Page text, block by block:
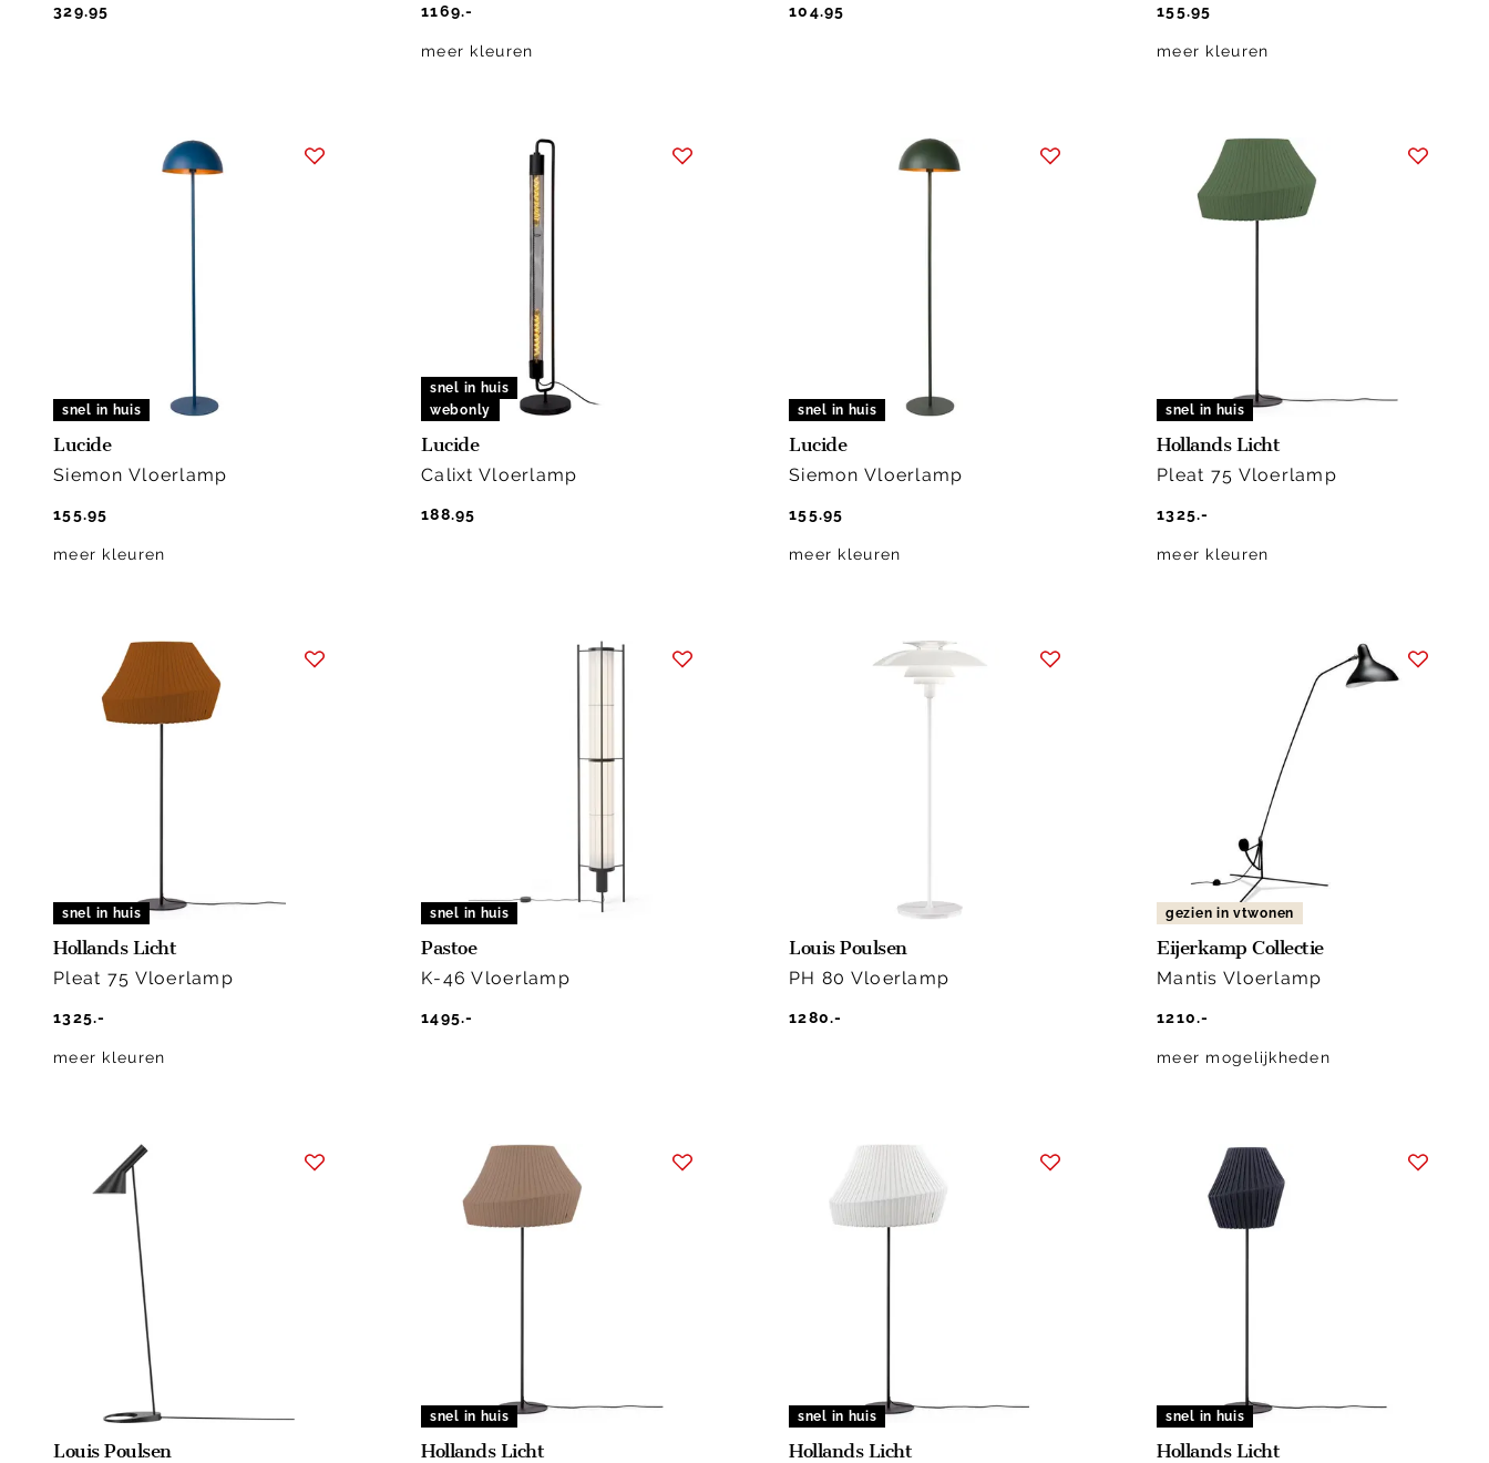
329.95 1169.-
meer kleuren
104.95 155.95
meer kleuren
snel in huis
Lucide
Siemon Vloerlamp
155.95
meer kleuren
snel in huis
webonly
Lucide
Calixt Vloerlamp
188.95
snel in huis
Lucide
Siemon Vloerlamp
155.95
meer kleuren
snel in huis
Hollands Licht
Pleat 75 Vloerlamp
1325.-
meer kleuren
snel in huis
Hollands Licht
Pleat 75 Vloerlamp
1325.-
meer kleuren
snel in huis
Pastoe
K-46 Vloerlamp
1495.-
Louis Poulsen
PH 80 Vloerlamp
1280.-
gezien in vtwonen
Eijerkamp Collectie
Mantis Vloerlamp
1210.-
meer mogelijkheden
Louis Poulsen
snel in huis
Hollands Licht
snel in huis
Hollands Licht
snel in huis
Hollands Licht